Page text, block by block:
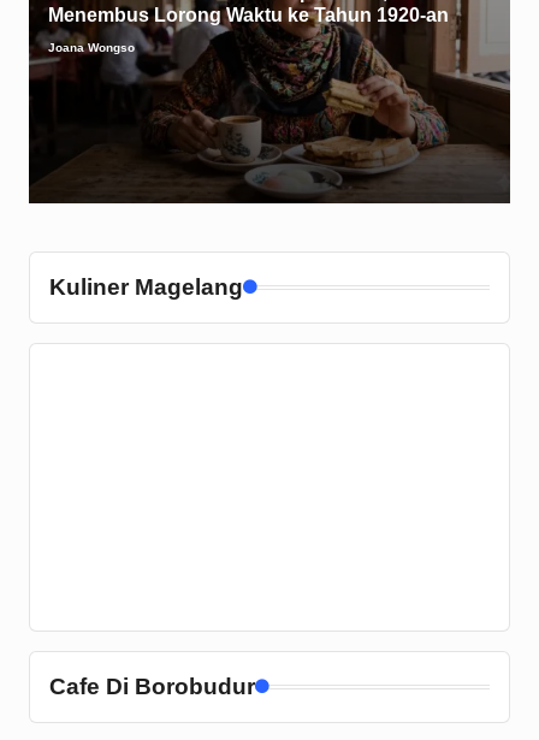
Menembus Lorong Waktu ke Tahun 1920-an
Posted
Joana Wongso
Kuliner Magelang
Cafe Di Borobudur